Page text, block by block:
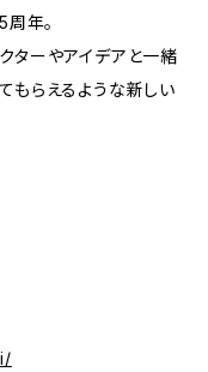
年。
ターやアイデアと一緒
もらえるような新しい